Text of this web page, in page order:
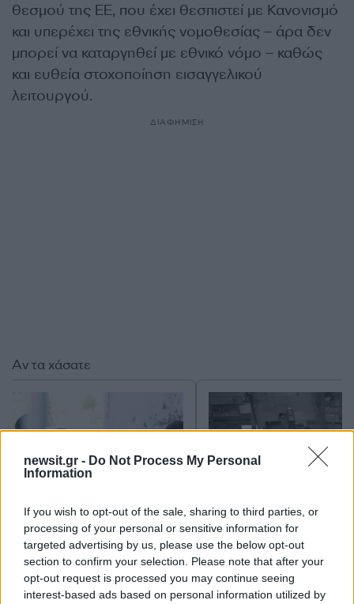
newsit.gr - Do Not Process My Personal
Information
If you wish to opt-out of the sale, sharing to third parties, or
processing of your personal or sensitive information for
targeted advertising by us, please use the below opt-out
section to confirm your selection. Please note that after your
opt-out request is processed you may continue seeing
interest-based ads based on personal information utilized by
θεσμού της ΕΕ, που έχει θεσπιστεί με Κανονισμό
και υπερέχει της εθνικής νομοθεσίας – άρα δεν
μπορεί να καταργηθεί με εθνικό νόμο – καθώς
και ευθεία στοχοποίηση εισαγγελικού
λειτουργού.
ΔΙΑΦΗΜΙΣΗ
Αν τα χάσατε
Marfin: «Δεν υπάρχει
ταυτοποίηση» λέει ο
δικηγόρος της 46χρονης –
Η ξανθιά κοτσίδα και η
εξέταση του 2022 για την
Το 5ο πακέτο βίντεο
φωτογραφιών με UFO
το Πεντάγωνο - Το
«τρίγωνο» και οι
σφαίρες»